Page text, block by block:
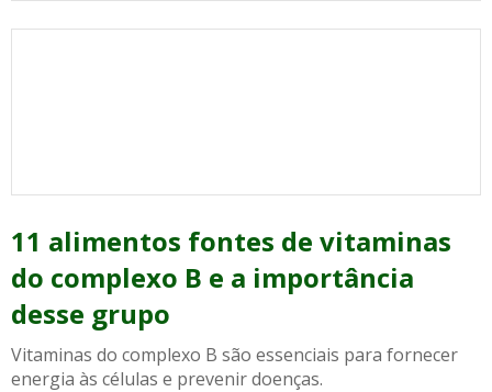
11 alimentos fontes de vitaminas
do complexo B e a importância
desse grupo
Vitaminas do complexo B são essenciais para fornecer
energia às células e prevenir doenças.